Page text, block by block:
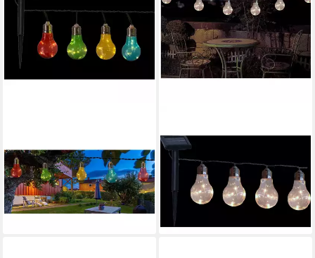
LED Lichterkette "Mini-Bulby"
bunt 10 Kunstst. Birnen
190cm
32,99 €
lieferbar - in 4-5 Werktagen bei dir
LED-Lichterkette 1018 Solar
LED Lichterkette "Mini-Bulby"
klar 10 Kunstst. Birnen 190cm
32,99 €
lieferbar - in 4-5 Werktagen bei dir